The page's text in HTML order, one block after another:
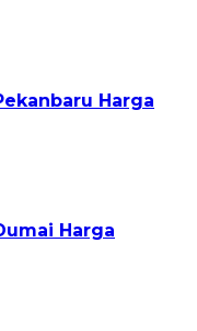
Harga
Harga